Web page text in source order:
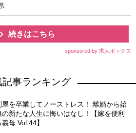
続きはこちら
sponsored by 求人ボックス
記事ランキング
屋を卒業してノーストレス！ 離婚から始
の新たな人生に悔いはなし！【嫁を便利
母 Vol.44】